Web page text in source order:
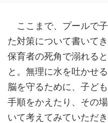
ここまで、プールで
た対策について書いて
保育者の死角で溺れる
と。無理に水を吐かせ
脳を守るために、子ど
手順をかえたり、その
いて考えてみていただ